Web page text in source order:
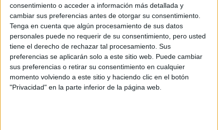
consentimiento o acceder a información más detallada y
cambiar sus preferencias antes de otorgar su consentimiento.
Tenga en cuenta que algún procesamiento de sus datos
personales puede no requerir de su consentimiento, pero usted
tiene el derecho de rechazar tal procesamiento. Sus
preferencias se aplicarán solo a este sitio web. Puede cambiar
sus preferencias o retirar su consentimiento en cualquier
momento volviendo a este sitio y haciendo clic en el botón
"Privacidad" en la parte inferior de la página web.
Soy estudiante de:*
Términos y Condiciones de Uso
Aceptolos Términos y Condicionesde uso*